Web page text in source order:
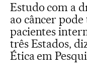
Estudo com a
ao câncer
pacientes
três Estados,
Ética em